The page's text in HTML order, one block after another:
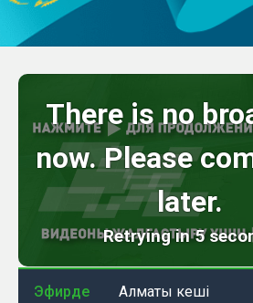
Эфирде Алматы кеші